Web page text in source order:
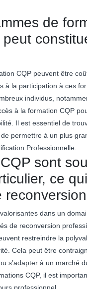
de
CQP peuvent être
à la participation à ces
individus,
à la formation CQP
Il est essentiel de
permettre à un plus
Professionnelle.
sont
ce
dans un
de reconversion
restreindre la
Cela peut être
s’adapter à un marché
CQP, il est
professionnel.